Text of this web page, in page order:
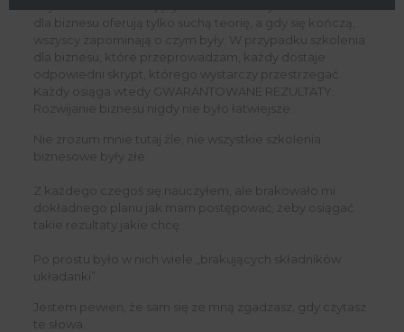
dla biznesu oferują tylko suchą teorię, a gdy się kończą,
wszyscy zapominają o czym były. W przypadku szkolenia
dla biznesu, które przeprowadzam, każdy dostaje
odpowiedni skrypt, którego wystarczy przestrzegać.
Każdy osiąga wtedy GWARANTOWANE REZULTATY.
Rozwijanie biznesu nigdy nie było łatwiejsze.
Nie zrozum mnie tutaj źle, nie wszystkie szkolenia
biznesowe były złe.
Z każdego czegoś się nauczyłem, ale brakowało mi
dokładnego planu jak mam postępować, żeby osiągać
takie rezultaty jakie chcę.
Po prostu było w nich wiele „brakujących składników
układanki”.
Jestem pewien, że sam się ze mną zgadzasz, gdy czytasz
te słowa.